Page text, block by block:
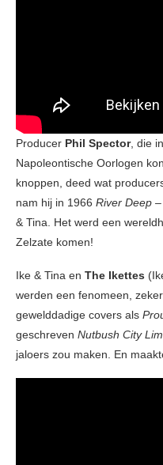
Producer Phil Spector, die
Napoleontische Oorlogen
knoppen, deed wat
nam hij in 1966 River Deep
& Tina. Het werd een
Zelzate komen!
Ike & Tina en The Ikettes
werden een fenomeen,
gewelddadige covers als
geschreven Nutbush City
jaloers zou maken. En